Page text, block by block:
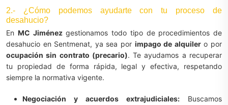
2.- ¿Cómo podemos ayudarte con tu proceso de
desahucio?
En MC Jiménezgestionamos todo tipo de procedimientos de
desahucio en Sentmenat, ya sea por impago de alquilero por
ocupación sin contrato (precario). Te ayudamos a recuperar
tu propiedad de forma rápida, legal y efectiva, respetando
siempre la normativa vigente.
Negociación y acuerdos extrajudiciales: Buscamos